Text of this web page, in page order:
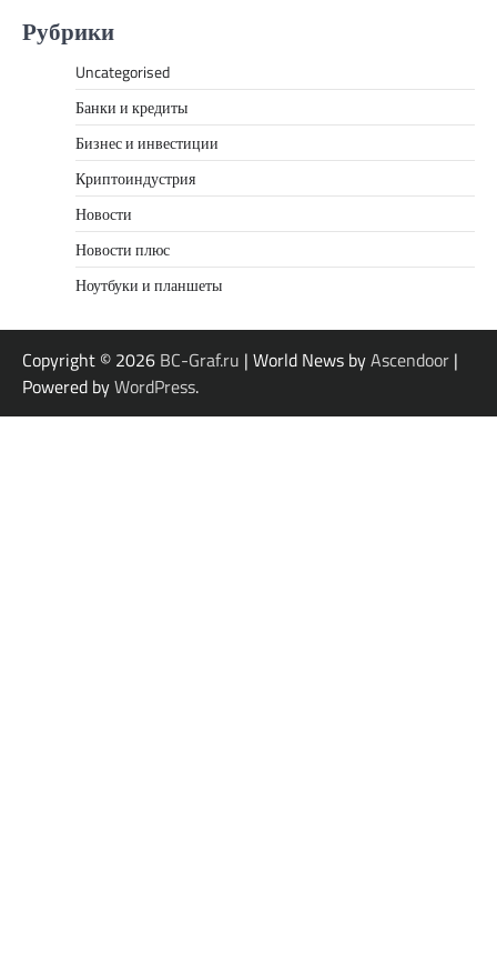
Рубрики
Uncategorised
Банки и кредиты
Бизнес и инвестиции
Криптоиндустрия
Новости
Новости плюс
Ноутбуки и планшеты
Copyright © 2026 BC-Graf.ru | World News byAscendoor |
Powered byWordPress.